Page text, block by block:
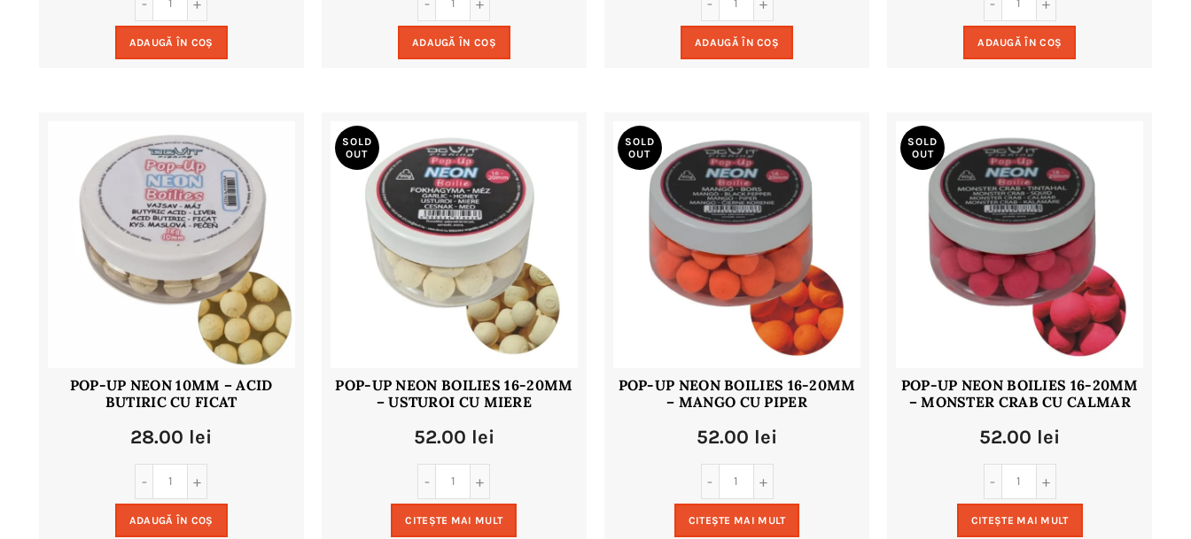
ADAUGĂ ÎN COȘ ADAUGĂ ÎN COȘ ADAUGĂ ÎN COȘ ADAUGĂ ÎN COȘ
POP-UP NEON 10MM – ACID
BUTIRIC CU FICAT
28.00 lei
ADAUGĂ ÎN COȘ
SOLD
OUT
POP-UP NEON BOILIES 16-20MM
– USTUROI CU MIERE
52.00 lei
CITEȘTE MAI MULT
SOLD
OUT
POP-UP NEON BOILIES 16-20MM
– MANGO CU PIPER
52.00 lei
CITEȘTE MAI MULT
SOLD
OUT
POP-UP NEON BOILIES 16-20MM
– MONSTER CRAB CU CALMAR
52.00 lei
CITEȘTE MAI MULT